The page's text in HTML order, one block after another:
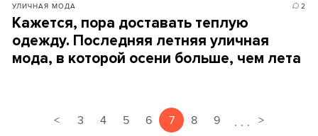
УЛИЧНАЯ МОДА 2
Кажется, пора доставать теплую
одежду. Последняя летняя уличная
мода, в которой осени больше, чем лета
< 3 4 5 6 7 8 9 . . . >